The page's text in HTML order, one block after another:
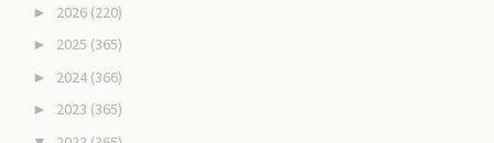
► 2026 (220)
► 2025 (365)
► 2024 (366)
► 2023 (365)